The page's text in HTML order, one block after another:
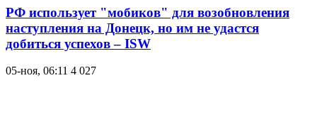
РФ использует "мобиков" для возобновления
наступления на Донецк, но им не удастся
добиться успехов – ISW
05-ноя, 06:11 4 027